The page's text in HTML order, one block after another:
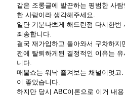
같은 조롱글에 발끈하는 평범한 사
한 사람이라 생각해주세요.
일단 기분나쁘게 해드린점 다시한번
죄송합니다.
결국 재가입하고 돌아와서 구차하지
전에 탈퇴하게된 결정적인 이유는
니다.
매불쇼는 워낙 즐겨보는 채널이엇고
이 좋았습니다.
하지만 당시 ABC이론으로 이거 내